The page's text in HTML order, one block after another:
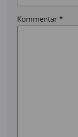
Kommentar *